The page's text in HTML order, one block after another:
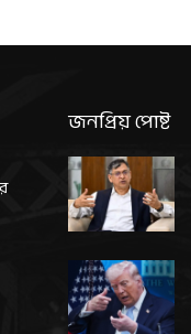
জনপ্রিয় পোষ্ট